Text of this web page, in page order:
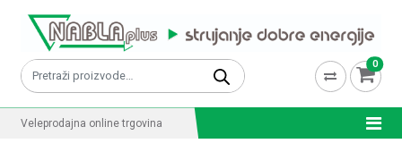
Pretraži: 0
Veleprodajna online trgovina